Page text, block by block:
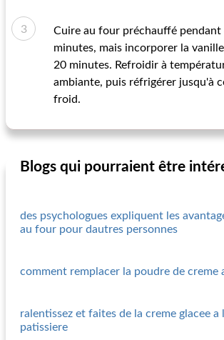
Cuire au four préchauffé pendant
minutes, mais incorporer la
20 minutes. Refroidir à
ambiante, puis réfrigérer jusqu'à
froid.
Blogs qui pourraient être
des psychologues expliquent les
au four pour dautres personnes
comment remplacer la poudre de creme
ralentissez et faites de la creme glacee a
patissiere